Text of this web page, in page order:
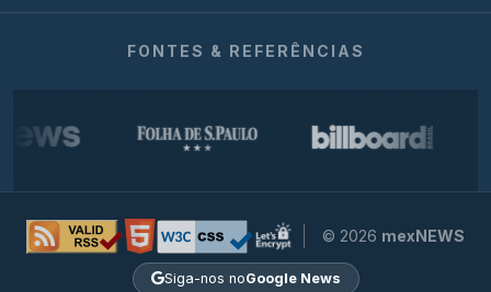
FONTES & REFERÊNCIAS
© 2026 mexNEWS
Siga-nos noGoogle News